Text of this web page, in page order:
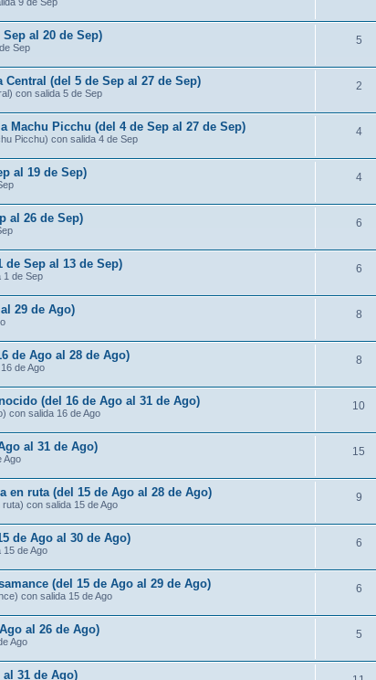
al 20 de Sep)
Sep
5
(del 5 de Sep al 27 de Sep)
con salida 5 de Sep
2
Machu Picchu (del 4 de Sep al 27 de Sep)
Picchu) con salida 4 de Sep
4
al 19 de Sep) 4
al 26 de Sep) 6
Sep al 13 de Sep)
1 de Sep
6
29 de Ago) 8
de Ago al 28 de Ago)
de Ago
8
(del 16 de Ago al 31 de Ago)
con salida 16 de Ago
10
al 31 de Ago)
Ago
15
en ruta (del 15 de Ago al 28 de Ago)
con salida 15 de Ago
9
de Ago al 30 de Ago)
15 de Ago
6
(del 15 de Ago al 29 de Ago)
con salida 15 de Ago
6
al 26 de Ago)
Ago
5
31 de Ago)